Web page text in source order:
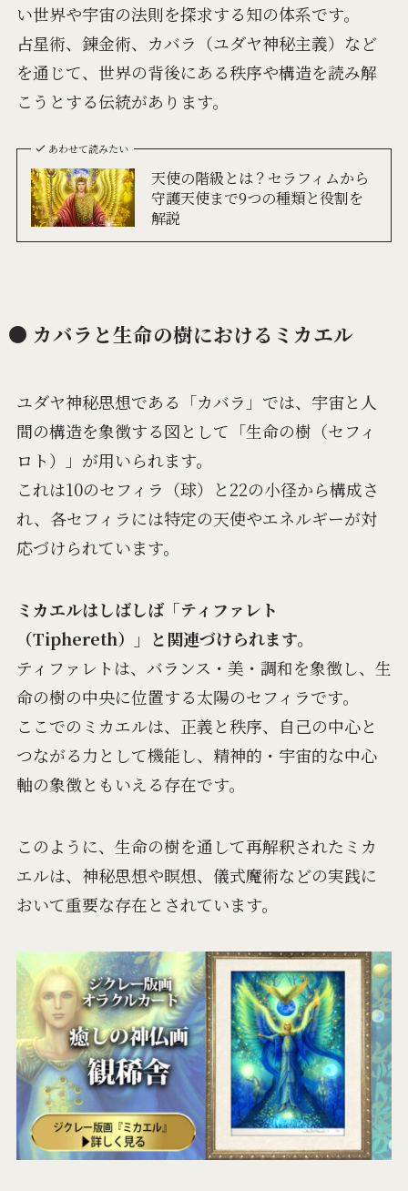
い世界や宇宙の法則を探求する知の体系です。
占星術、錬金術、カバラ（ユダヤ神秘主義）など
を通じて、世界の背後にある秩序や構造を読み解
こうとする伝統があります。
あわせて読みたい
天使の階級とは？セラフィムから
守護天使まで9つの種類と役割を
解説
● カバラと生命の樹におけるミカエル
ユダヤ神秘思想である「カバラ」では、宇宙と人
間の構造を象徴する図として「生命の樹（セフィ
ロト）」が用いられます。
これは10のセフィラ（球）と22の小径から構成さ
れ、各セフィラには特定の天使やエネルギーが対
応づけられています。
ミカエルはしばしば「ティファレト
（Tiphereth）」と関連づけられます。
ティファレトは、バランス・美・調和を象徴し、生
命の樹の中央に位置する太陽のセフィラです。
ここでのミカエルは、正義と秩序、自己の中心と
つながる力として機能し、精神的・宇宙的な中心
軸の象徴ともいえる存在です。
このように、生命の樹を通して再解釈されたミカ
エルは、神秘思想や瞑想、儀式魔術などの実践に
おいて重要な存在とされています。